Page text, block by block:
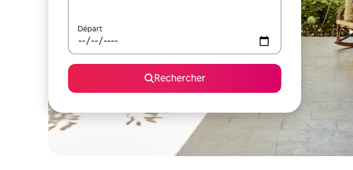
Départ
Rechercher